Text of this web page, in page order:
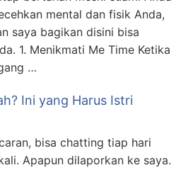
mental dan fisik Anda,
saya bagikan disini bisa
1. Menikmati Me Time Ketika
…
Ini yang Harus Istri
bisa chatting tiap hari
Apapun dilaporkan ke saya.